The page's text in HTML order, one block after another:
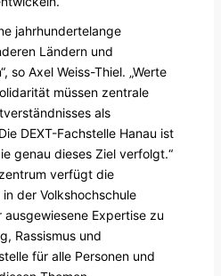
jahrhundertelange
Ländern und
so Axel Weiss-Thiel. „Werte
müssen zentrale
als
DEXT-Fachstelle Hanau ist
genau dieses Ziel verfolgt.“
verfügt die
der Volkshochschule
Expertise zu
Rassismus und
für alle Personen und